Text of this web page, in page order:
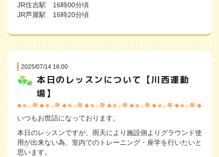
JR住吉駅 16時00分頃
JR芦屋駅 16時20分頃
2025/07/14 16:00
本日のレッスンについて【川西運動
場】
いつもお世話になっております。
本日のレッスンですが、雨天により施設側よりグラウンド使
用が出来ない為、室内でのトレーニング・座学を行いたいと
思います。